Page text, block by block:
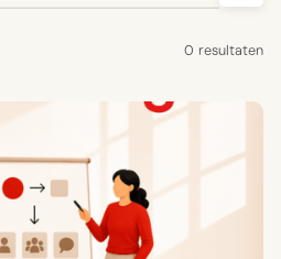
0 resultaten